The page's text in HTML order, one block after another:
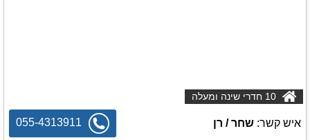
איש קשר: שחר / רן 055-4313911